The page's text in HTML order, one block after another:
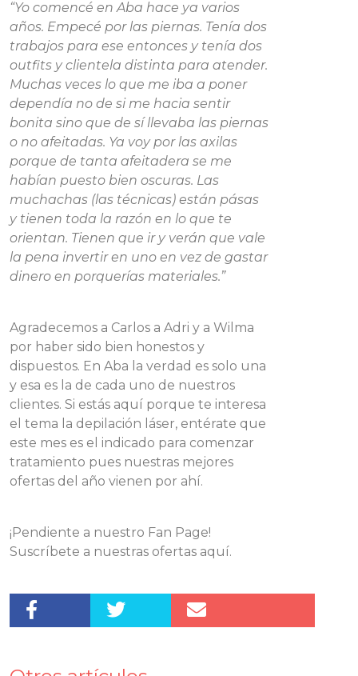
“Yo comencé en Aba hace ya varios
años. Empecé por las piernas. Tenía dos
trabajos para ese entonces y tenía dos
outfits y clientela distinta para atender.
Muchas veces lo que me iba a poner
dependía no de si me hacia sentir
bonita sino que de sí llevaba las piernas
o no afeitadas. Ya voy por las axilas
porque de tanta afeitadera se me
habían puesto bien oscuras. Las
muchachas (las técnicas) están pásas
y tienen toda la razón en lo que te
orientan. Tienen que ir y verán que vale
la pena invertir en uno en vez de gastar
dinero en porquerías materiales.”
Agradecemos a Carlos a Adri y a Wilma
por haber sido bien honestos y
dispuestos. En Aba la verdad es solo una
y esa es la de cada uno de nuestros
clientes. Si estás aquí porque te interesa
el tema la depilación láser, entérate que
este mes es el indicado para comenzar
tratamiento pues nuestras mejores
ofertas del año vienen por ahí.
¡Pendiente a nuestro Fan Page!
Suscríbete a nuestras ofertas aquí.